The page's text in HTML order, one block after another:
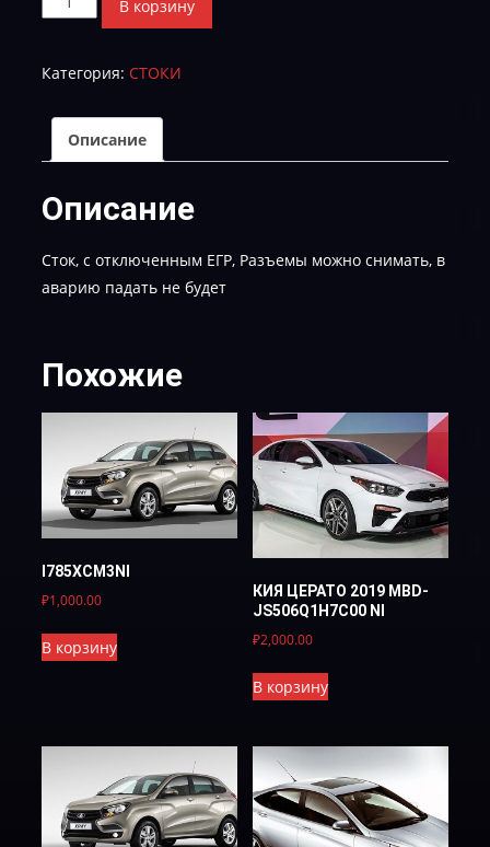
товара
0KM61_EGR
В корзину
Категория: СТОКИ
Описание
Описание
Сток, с отключенным ЕГР, Разъемы можно снимать, в
аварию падать не будет
Похожие
I785XCM3NI
₽1,000.00
В корзину
КИЯ ЦЕРАТО 2019 MBD-
JS506Q1H7C00 NI
₽2,000.00
В корзину